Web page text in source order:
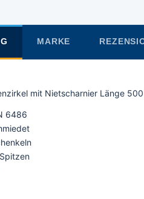
MARKE
mit Nietscharnier Länge
6486